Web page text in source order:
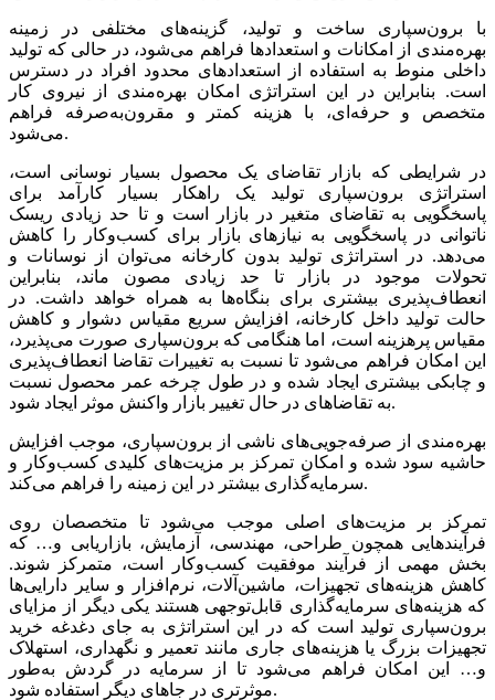
با برون‌سپاری ساخت‌‌‌ و تولید، گزینه‌‌‌های مختلفی‌‌‌ در زمینه‌‌‌
بهره‌مندی از امکانات و استعدادها فراهم‌‌‌ می‌شود، در حالی‌‌‌ که‌‌‌ تولید
داخلی‌‌‌ منوط به‌‌‌ استفاده از استعدادهای محدود افراد در دسترس
است‌‌‌. بنابراین در این‌‌‌ استراتژی امکان بهره‌مندی از نیروی کار
متخصص‌‌‌ و حرفه‌‌‌ای، با هزینه‌‌‌ کمتر و مقرون‌به‌‌صرفه‌‌‌ فراهم‌‌‌
می‌شود.
در شرایطی‌‌‌ که‌‌‌ بازار تقاضای یک‌‌‌ محصول بسیار نوسانی‌‌‌ است‌‌‌،
استراتژی برون‌سپاری تولید یک‌‌‌ راهکار بسیار کارآمد برای
پاسخگویی‌‌‌ به‌‌‌ تقاضای متغیر در بازار است‌‌‌ و تا حد زیادی ریسک‌‌‌
ناتوانی‌‌‌ در پاسخگویی‌‌‌ به‌‌‌ نیازهای بازار برای کسب‌وکار را کاهش‌‌‌
می‌دهد. در استراتژی تولید بدون کارخانه‌‌‌ می‌‌‌توان از نوسانات و
تحولات موجود در بازار تا حد زیادی مصون ماند، بنابراین
انعطاف‌پذیری بیشتری برای بنگاه‌ها به‌‌‌ همراه خواهد داشت‌‌‌. در
حالت‌‌‌ تولید داخل‌‌‌ کارخانه‌‌‌، افزایش‌‌‌ سریع‌‌‌ مقیاس دشوار و کاهش‌‌‌
مقیاس پرهزینه‌‌‌ است،‌‌‌ اما هنگامی‌‌‌ که‌‌‌ برون‌سپاری صورت می‌‌‌پذیرد،
این‌‌‌ امکان فراهم‌‌‌ می‌شود تا نسبت‌‌‌ به‌‌‌ تغییرات تقاضا انعطاف‌پذیری
و چابکی‌‌‌ بیشتری ایجاد شده و در طول چرخه‌‌‌ عمر محصول نسبت‌‌‌
به‌‌‌ تقاضاهای در حال تغییر بازار واکنش‌‌‌ موثر ایجاد شود.
بهره‌مندی از صرفه‌جویی‌‌‌های ناشی‌‌‌ از برون‌سپاری، موجب‌‌‌ افزایش‌‌‌
حاشیه‌‌‌ سود شده و امکان تمرکز بر مزیت‌‌‌های کلیدی کسب‌وکار و
سرمایه‌گذاری بیشتر در این‌‌‌ زمینه‌‌‌ را فراهم‌‌‌ می‌کند.
تمرکز بر مزیت‌‌‌های اصلی‌‌‌ موجب‌‌‌ می‌شود تا متخصصان روی
فرآیندهایی‌‌‌ همچون طراحی‌‌‌، مهندسی‌‌‌، آزمایش‌‌‌، بازاریابی‌‌‌ و… که‌‌‌
بخش‌‌‌ مهمی‌‌‌ از فرآیند موفقیت‌‌‌ کسب‌وکار است‌‌‌، متمرکز شوند.
کاهش‌‌‌ هزینه‌‌‌های تجهیزات، ماشین‌‌‌آلات، نرم‌افزار و سایر دارایی‌‌‌ها
که‌‌‌ هزینه‌‌‌های سرمایه‌گذاری قابل‌‌‌توجهی‌‌‌ هستند یکی‌‌‌ دیگر از مزایای
برون‌سپاری تولید است‌‌‌ که‌‌‌ در این‌‌‌ استراتژی به جای دغدغه‌‌‌ خرید
تجهیزات بزرگ یا هزینه‌‌‌های جاری مانند تعمیر و نگهداری، استهلاک
و… این‌‌‌ امکان فراهم‌‌‌ می‌شود تا از سرمایه‌‌‌ در گردش به‌‌‌‌طور
موثرتری در جاهای دیگر استفاده شود.